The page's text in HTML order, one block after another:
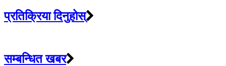
प्रतिक्रिया दिनुहोस्
सम्बन्धित खबर